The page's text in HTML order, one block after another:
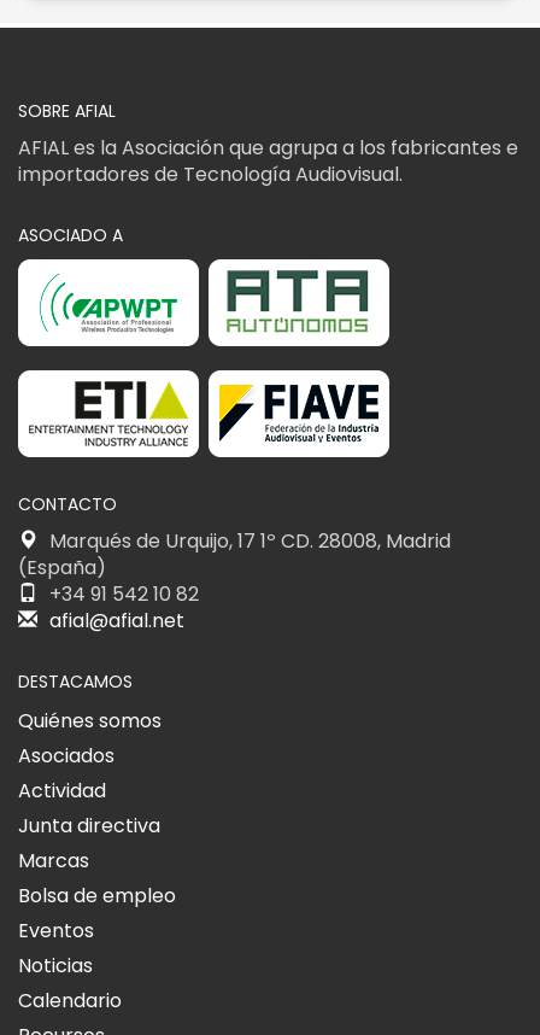
SOBRE AFIAL
AFIAL es la Asociación que agrupa a los fabricantes e
importadores de Tecnología Audiovisual.
ASOCIADO A
CONTACTO
Marqués de Urquijo, 17 1º CD. 28008, Madrid
(España)
+34 91 542 10 82
afial@afial.net
DESTACAMOS
Quiénes somos
Asociados
Actividad
Junta directiva
Marcas
Bolsa de empleo
Eventos
Noticias
Calendario